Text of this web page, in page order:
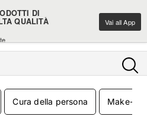
DI
QUALITÀ Vai all App
arrivi moda sopra i 100€
parla italiano
Cura della persona Make-Up